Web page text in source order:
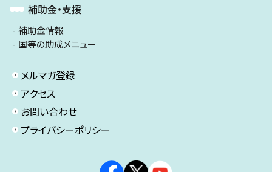
補助金・支援
補助金情報
国等の助成メニュー
メルマガ登録
アクセス
お問い合わせ
プライバシーポリシー